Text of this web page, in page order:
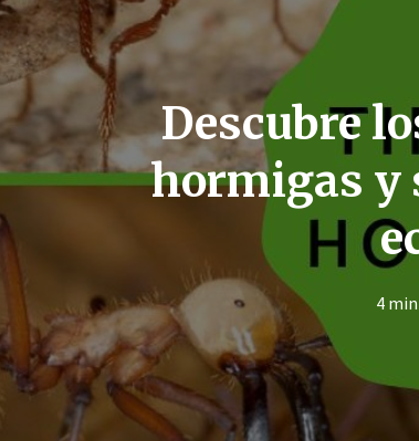
Descubre
hormigas y
4